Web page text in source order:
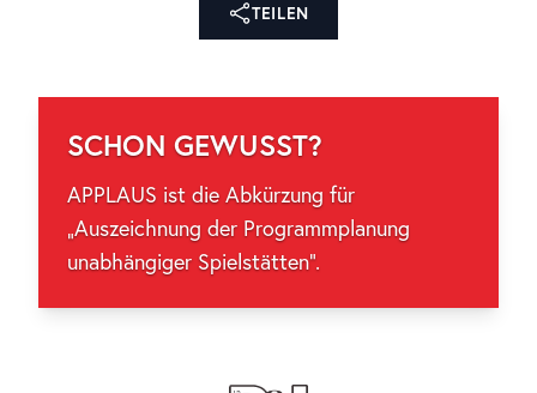
TEILEN
SCHON GEWUSST?
APPLAUS ist die Abkürzung für
„Auszeichnung der Programmplanung
unabhängiger Spielstätten“.